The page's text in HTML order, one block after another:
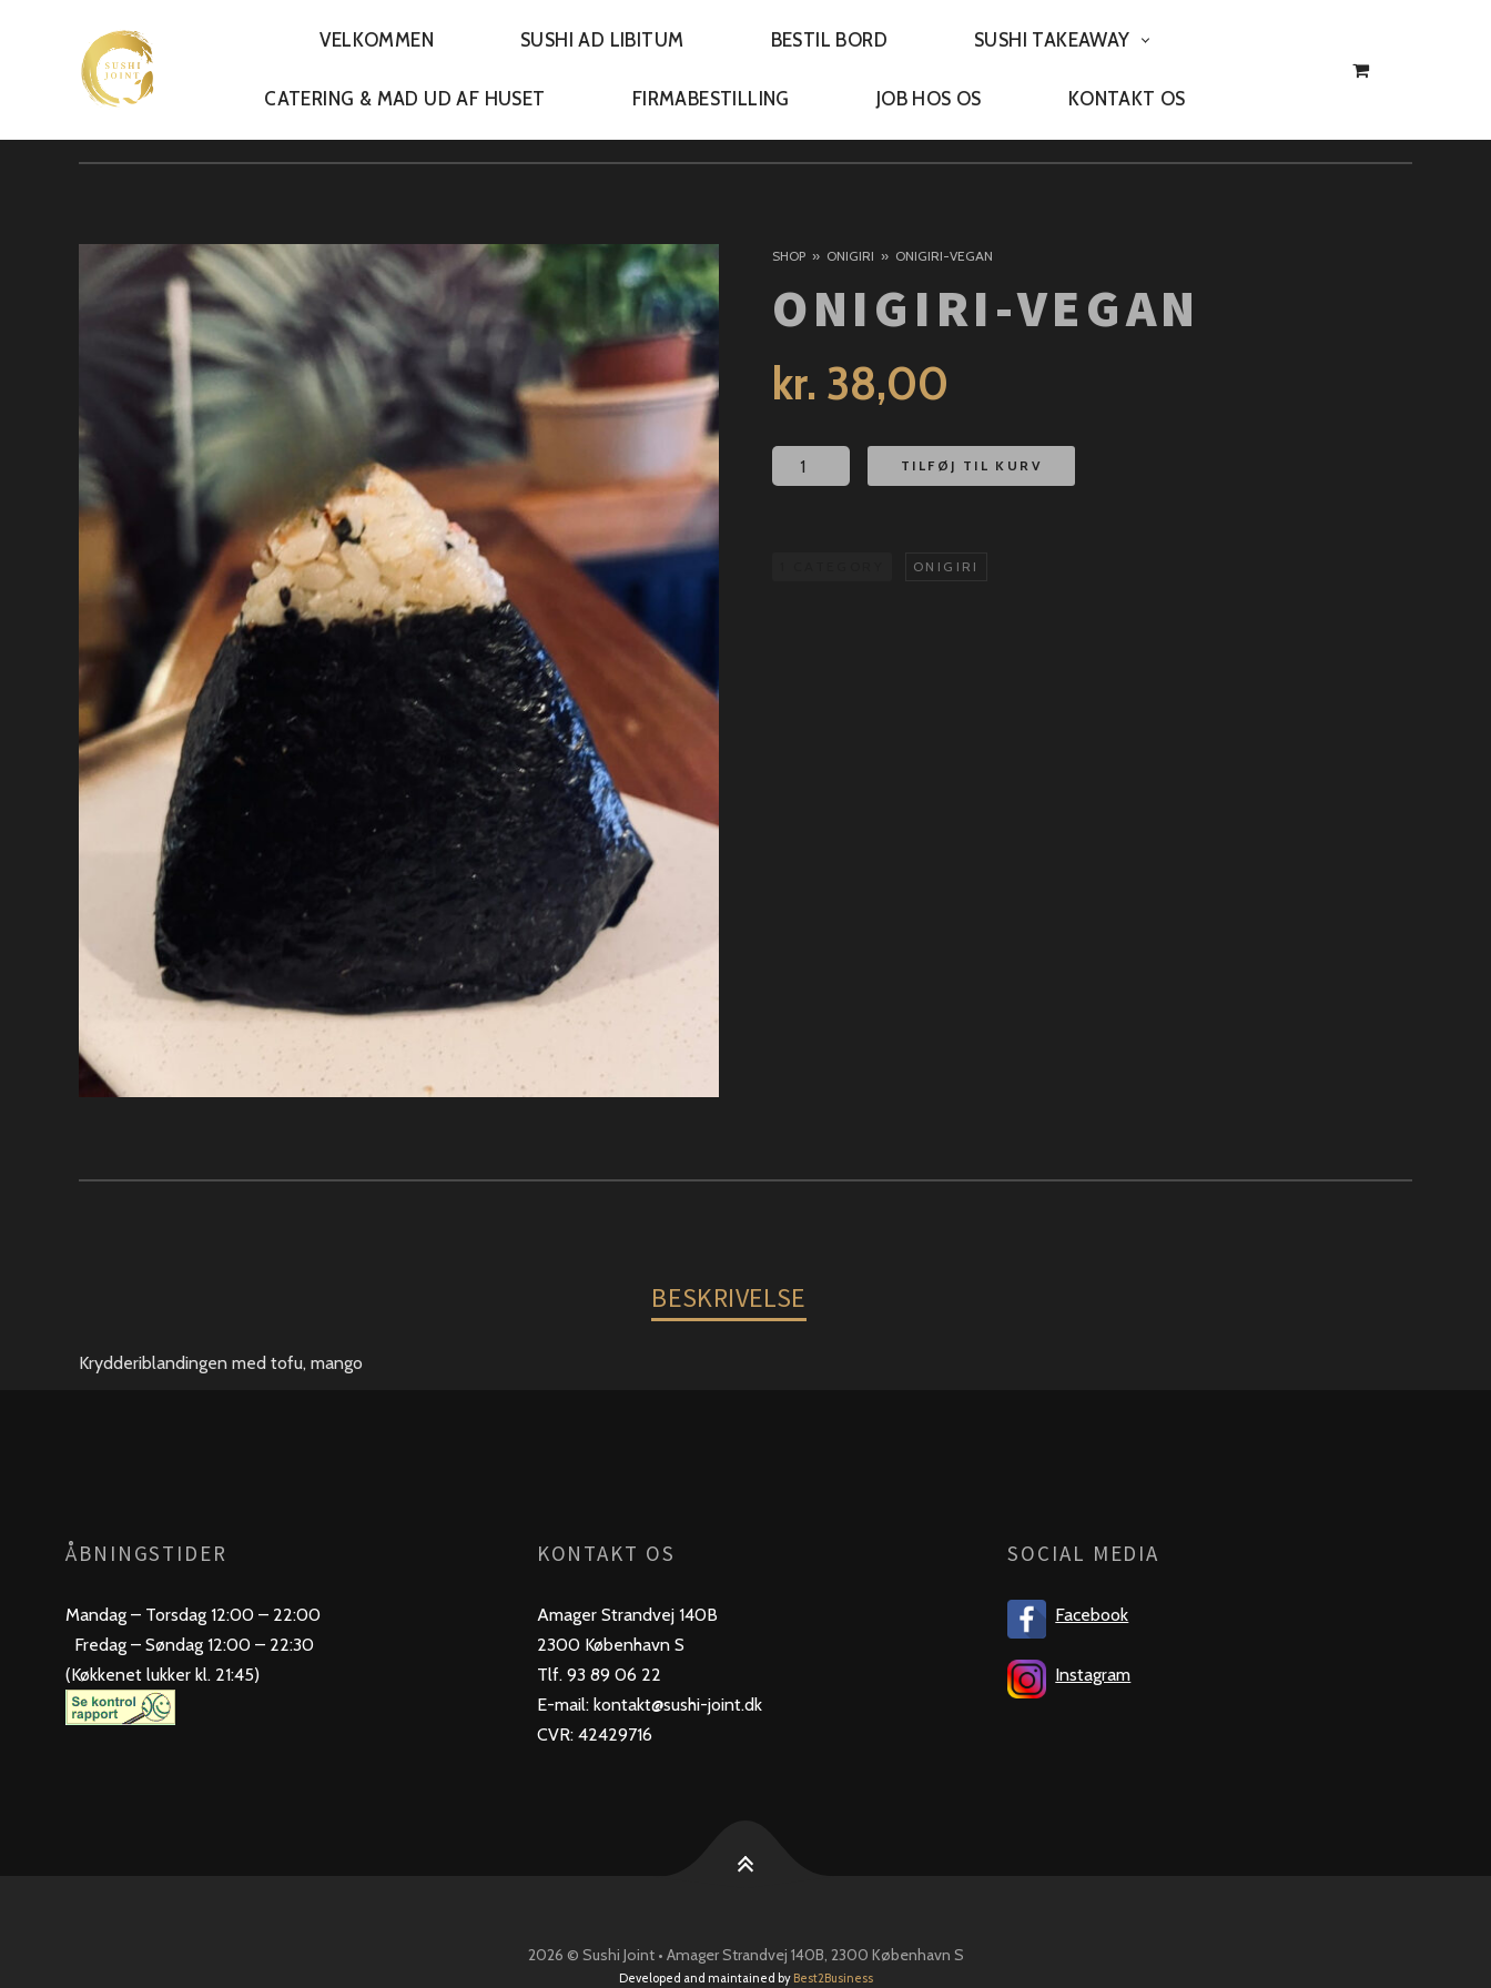
PRIMARY
NAVIGATION
VELKOMMEN SUSHI AD LIBITUM BESTIL BORD SUSHI TAKEAWAY
CATERING & MAD UD AF HUSET FIRMABESTILLING JOB HOS OS KONTAKT OS
SHOP ONIGIRI ONIGIRI-VEGAN
ONIGIRI-VEGAN
kr. 38,00
Onigiri-
vegan
TILFØJ TIL KURV
ONIGIRI
BESKRIVELSE
Krydderiblandingen med tofu, mango
ÅBNINGSTIDER
Mandag – Torsdag 12:00 – 22:00
Fredag – Søndag 12:00 – 22:30
(Køkkenet lukker kl. 21:45)
KONTAKT OS
Amager Strandvej 140B
2300 København S
Tlf. 93 89 06 22
E-mail: kontakt@sushi-joint.dk
CVR: 42429716
SOCIAL MEDIA
Facebook
Instagram
2026 © Sushi Joint • Amager Strandvej 140B, 2300 København S
Developed and maintained by Best2Business